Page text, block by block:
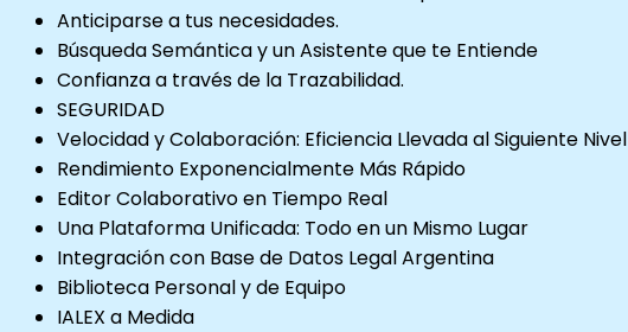
Anticiparse a tus necesidades.
Búsqueda Semántica y un Asistente que te Entiende
Confianza a través de la Trazabilidad.
SEGURIDAD
Velocidad y Colaboración: Eficiencia Llevada al Siguiente Nivel
Rendimiento Exponencialmente Más Rápido
Editor Colaborativo en Tiempo Real
Una Plataforma Unificada: Todo en un Mismo Lugar
Integración con Base de Datos Legal Argentina
Biblioteca Personal y de Equipo
IALEX a Medida